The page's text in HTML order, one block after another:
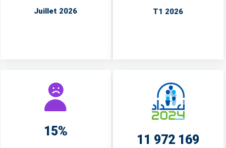
Juillet 2026 T1 2026
15%
11 972 169